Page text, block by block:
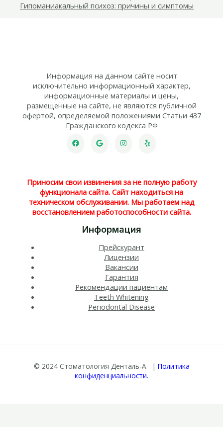
Гипоманиакальный психоз: причины и симптомы
Информация на данном сайте носит
исключительно информационный характер,
информационные материалы и цены,
размещенные на сайте, не являются публичной
офертой, определяемой положениями Статьи 437
Гражданского кодекса РФ
Приносим свои извинения за не полную работу
функционала сайта. Сайт находиться на
техническом обслуживании. Мы работаем над
восстановлением работоспособности сайта.
Информация
Прейскурант
Лицензии
Вакансии
Гарантия
Рекомендации пациентам
Teeth Whitening​
Periodontal Disease​
© 2024 Стоматология Денталь-А | Политика
конфиденциальности.